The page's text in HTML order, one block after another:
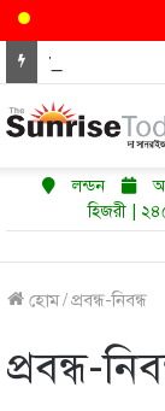
লন্ডন
হিজরী |
হোম/প্রবন্ধ-নিবন্ধ
প্রবন্ধ-